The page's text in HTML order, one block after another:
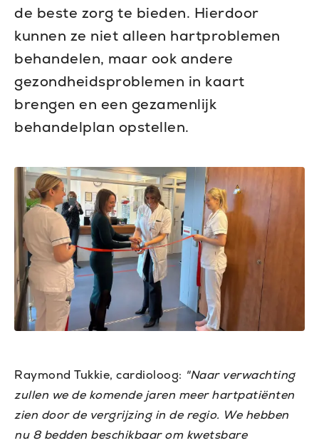
de beste zorg te bieden. Hierdoor
kunnen ze niet alleen hartproblemen
behandelen, maar ook andere
gezondheidsproblemen in kaart
brengen en een gezamenlijk
behandelplan opstellen.
Raymond Tukkie, cardioloog: "Naar verwachting
zullen we de komende jaren meer hartpatiënten
zien door de vergrijzing in de regio. We hebben
nu 8 bedden beschikbaar om kwetsbare